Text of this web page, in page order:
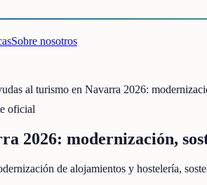
Sobre nosotros
al turismo en Navarra 2026:
oficial
2026: modernización,
de alojamientos y hostelería,